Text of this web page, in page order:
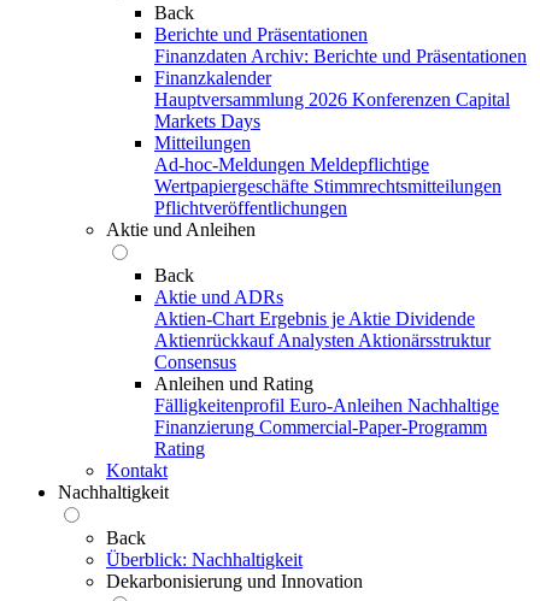
Back
Berichte und Präsentationen
Finanzdaten Archiv: Berichte und Präsentationen
Finanzkalender
Hauptversammlung 2026 Konferenzen Capital
Markets Days
Mitteilungen
Ad-hoc-Meldungen Meldepflichtige
Wertpapiergeschäfte Stimmrechtsmitteilungen
Pflichtveröffentlichungen
Aktie und Anleihen
Back
Aktie und ADRs
Aktien-Chart Ergebnis je Aktie Dividende
Aktienrückkauf Analysten Aktionärsstruktur
Consensus
Anleihen und Rating
Fälligkeitenprofil Euro-Anleihen Nachhaltige
Finanzierung Commercial-Paper-Programm
Rating
Kontakt
Nachhaltigkeit
Back
Überblick: Nachhaltigkeit
Dekarbonisierung und Innovation